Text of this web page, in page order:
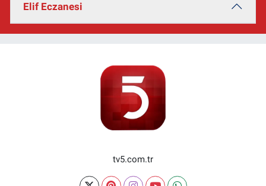
Elif Eczanesi
tv5.com.tr